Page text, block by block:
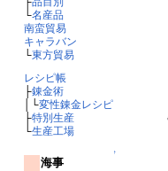
└名産品
南蛮貿易
キャラバン
└東方貿易
レシピ帳
├錬金術
│└変性錬金レシピ
├特別生産
└生産工場
↑
海事